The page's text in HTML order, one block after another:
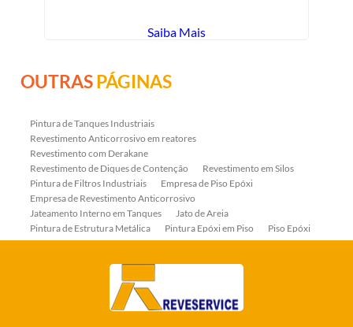
Saiba Mais
OUTRASPÁGINAS
Pintura de Tanques Industriais
Revestimento Anticorrosivo em reatores
Revestimento com Derakane
Revestimento de Diques de Contenção
Revestimento em Silos
Pintura de Filtros Industriais
Empresa de Piso Epóxi
Empresa de Revestimento Anticorrosivo
Jateamento Interno em Tanques
Jato de Areia
Pintura de Estrutura Metálica
Pintura Epóxi em Piso
Piso Epóxi
Piso Epóxi Autonivelante
Revestimento E-coat em Serpentinas
Revestimentos Anticorrosivos em Trocadores de Calor
Revestimentos em Tanques
Revestimentos Fenólicos